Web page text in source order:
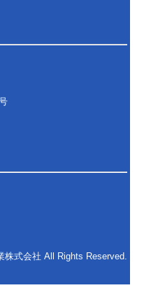
式会社 All Rights Reserved.